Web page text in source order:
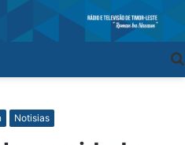
Notisias